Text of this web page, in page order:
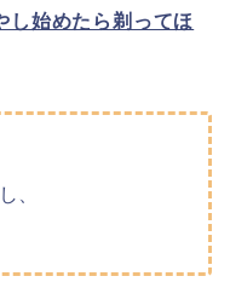
し始めたら剃ってほ
、